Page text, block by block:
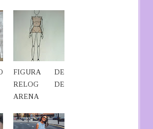
FIGURA DE
RELOG DE
ARENA